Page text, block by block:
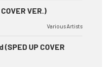
VER.)
Various Artists
UP COVER